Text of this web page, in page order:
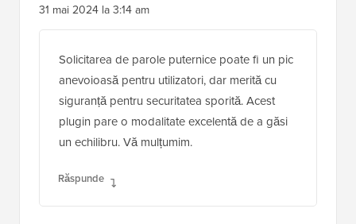
31 mai 2024 la 3:14 am
Solicitarea de parole puternice poate fi un pic
anevoioasă pentru utilizatori, dar merită cu
siguranță pentru securitatea sporită. Acest
plugin pare o modalitate excelentă de a găsi
un echilibru. Vă mulțumim.
Răspunde